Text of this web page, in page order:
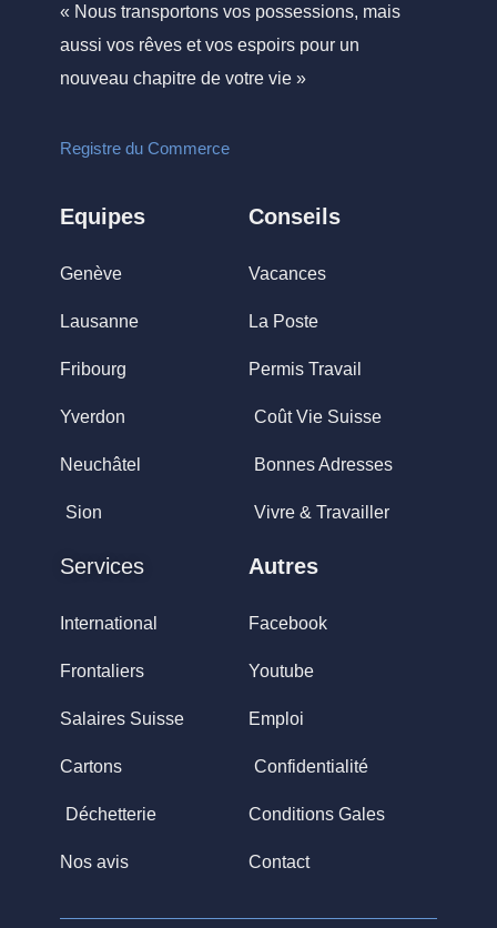
« Nous transportons vos possessions, mais
aussi vos rêves et vos espoirs pour un
nouveau chapitre de votre vie »
Registre du Commerce
Equipes
Genève
Lausanne
Fribourg
Yverdon
Neuchâtel
Sion
Conseils
Vacances
La Poste
Permis Travail
Coût Vie Suisse
Bonnes Adresses
Vivre & Travailler
Services
International
Frontaliers
Salaires Suisse
Cartons
Déchetterie
Nos avis
Autres
Facebook
Youtube
Emploi
Confidentialité
Conditions Gales
Contact